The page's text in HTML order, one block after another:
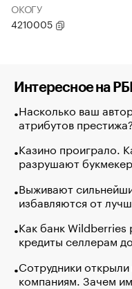
ОКОГУ
4210005
Интересное на
Насколько ваш
атрибутов
Казино проиграло.
разрушают
Выживают
избавляются от
Как банк Wildberries
кредиты селлерам
Сотрудники
компаниям. Зачем